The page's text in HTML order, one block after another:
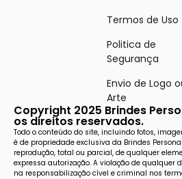
Termos de Uso
Politica de
Segurança
Envio de Logo
Arte
Copyright 2025 Brindes
os direitos reservados.
Todo o conteúdo do site, incluindo fotos,
é de propriedade exclusiva da Brindes
reprodução, total ou parcial, de qualquer
expressa autorização. A violação de qualquer
na responsabilização cível e criminal nos